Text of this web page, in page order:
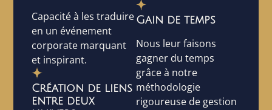
Capacité à les traduire
en un événement
corporate marquant
et inspirant.
Création de liens
entre deux
Gain de temps
Nous leur faisons
gagner du temps
grâce à notre
méthodologie
rigoureuse de gestion